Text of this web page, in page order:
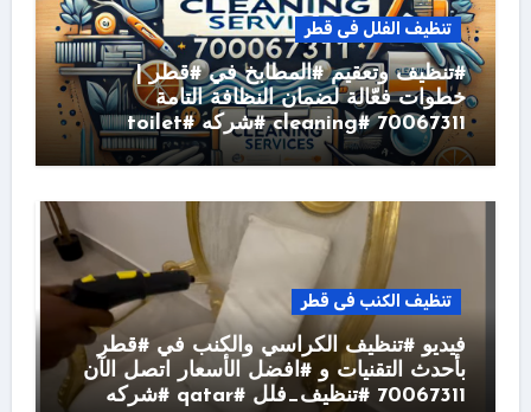
تنظيف الفلل فى قطر
#تنظيف وتعقيم #المطابخ في #قطر |
خطوات فعّالة لضمان النظافة التامة
70067311 #cleaning #شركه #toilet
تنظيف الكنب فى قطر
فيديو #تنظيف الكراسي والكنب في #قطر
بأحدث التقنيات و #افضل الأسعار اتصل الآن
70067311 #تنظيف_فلل #qatar #شركه